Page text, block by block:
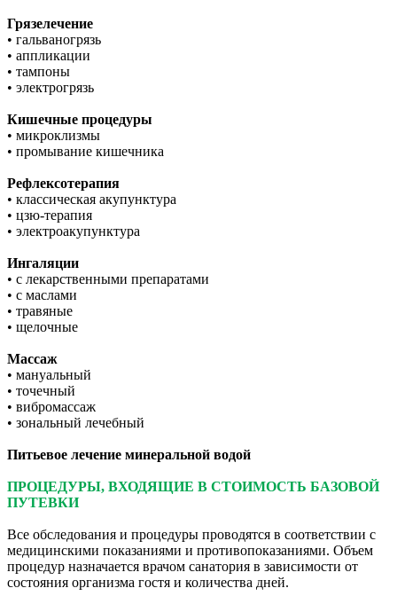
Грязелечение
• гальваногрязь
• аппликации
• тампоны
• электрогрязь
Кишечные процедуры
• микроклизмы
• промывание кишечника
Рефлексотерапия
• классическая акупунктура
• цзю-терапия
• электроакупунктура
Ингаляции
• с лекарственными препаратами
• с маслами
• травяные
• щелочные
Массаж
• мануальный
• точечный
• вибромассаж
• зональный лечебный
Питьевое лечение минеральной водой
ПРОЦЕДУРЫ, ВХОДЯЩИЕ В СТОИМОСТЬ БАЗОВОЙ
ПУТЕВКИ
Все обследования и процедуры проводятся в соответствии с
медицинскими показаниями и противопоказаниями. Объем
процедур назначается врачом санатория в зависимости от
состояния организма гостя и количества дней.